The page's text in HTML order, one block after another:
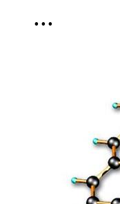
...